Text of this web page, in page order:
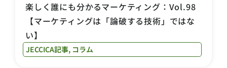
楽しく誰にも分かるマーケティング：Vol.98
【マーケティングは「論破する技術」ではな
い】
JECCICA記事, コラム